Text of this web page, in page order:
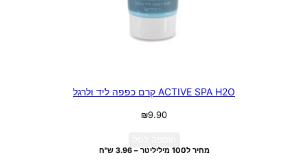
ACTIVE SPA H2O קרם כפפה ליד ולרגל
₪9.90
מחיר ל100 מיליליטר – 3.96 ש"ח